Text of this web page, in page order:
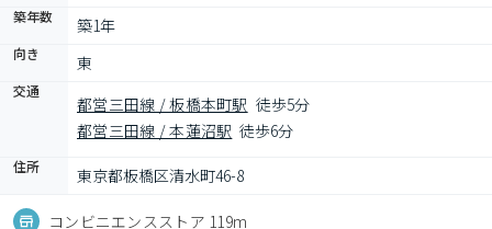
築年数 築1年
向き 東
交通
都営三田線 / 板橋本町駅 徒歩5分
都営三田線 / 本蓮沼駅 徒歩6分
住所 東京都板橋区清水町46-8
コンビニエンスストア 119m